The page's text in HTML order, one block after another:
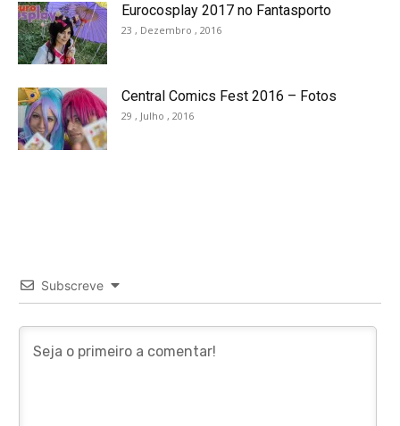
Eurocosplay 2017 no Fantasporto
23 , Dezembro , 2016
Central Comics Fest 2016 – Fotos
29 , Julho , 2016
Subscreve